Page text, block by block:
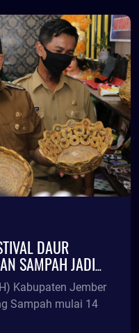
DAUR
SAMPAH JADI
Kabupaten Jember
Sampah mulai 14